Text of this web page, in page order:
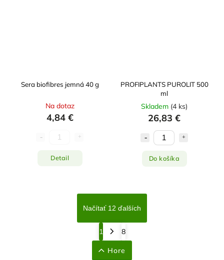
Sera biofibres jemná 40 g
Na dotaz
4,84 €
Detail
PROFIPLANTS PUROLIT 500
ml
Skladem (4 ks)
26,83 €
Do košíka
Načítať 12 ďalších
1 8
Hore